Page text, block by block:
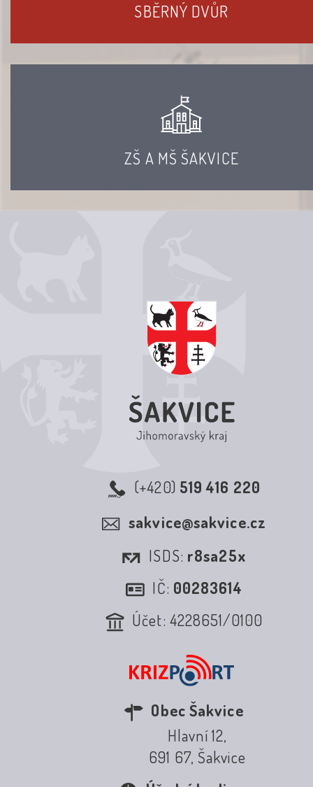
SBĚRNÝ DVŮR
ZŠ A MŠ ŠAKVICE
(+420) 519 416 220
sakvice@sakvice.cz
ISDS: r8sa25x
IČ: 00283614
Účet: 4228651/0100
Obec Šakvice
Hlavní 12,
691 67, Šakvice